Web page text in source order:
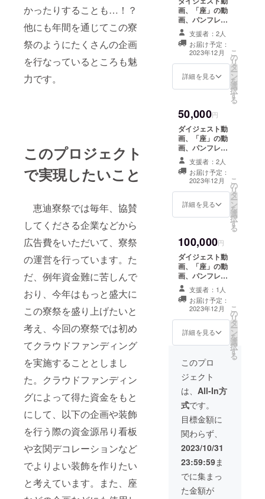
かったりすることも…！？
他にも年間を通じてこの寮
祭のようにたくさんの企画
を行なっているところも魅
力です。
このプロジェクト
で実現したいこと
恵迪寮祭では毎年、協賛
してくださる企業などから
広告費をいただいて、寮祭
の運営を行っています。た
だ、例年資金難に苦しんで
おり、今年はもっと盛大に
この寮祭を盛り上げたいと
考え、今回の寮祭では初め
てクラウドファンディング
を実施することとしまし
た。クラウドファンディン
グによって得た資金をもと
にして、以下の企画や装飾
を行う際の資金源吊り看板
や玄関デコレーションなど
でよりよい装飾を作りたい
と考えています。また、座
画、「座」の動
画、パンフレッ
ト、恵迪寮オリ
ジナルトラン
プ、寮歌集、手
ぬぐいに加え
て、寮祭のグッ
ズもお送りしま
ことは禁止で
す。
支援者：2人
お届け予定：
2023年12月
詳細を見る
こ
の
リ
タ
ー
ン
を
選
択
す
る
50,000円
ダイジェスト動
画、「座」の動
画、パンフレッ
ト、恵迪寮オリ
ジナルトラン
プ、寮歌集、手
ぬぐい、寮祭の
グッズ加え、私
たちからのオリ
で名前をお呼び
する場面があり
ます。なお、
メッセージ動画
に関しても
youtubeの限定
公開を用いる予
定です。本リ
ターンの内容を
無断で公開、転
載することは禁
止です。 ※支援
時、必ず動画内
で呼ばれること
を希望される名
前をお書きくだ
さい。
支援者：2人
お届け予定：
2023年12月
詳細を見る
こ
の
リ
タ
ー
ン
を
選
択
す
る
100,000円
ダイジェスト動
画、「座」の動
画、パンフレッ
ト、恵迪寮オリ
ジナルトラン
プ、寮歌集、手
ぬぐい、寮祭の
グッズ、メッ
セージ動画に加
また、感謝の気
持ちを込めて、
希望性ではあり
ますが、恵迪寮
の共用棟に名前
を書かせていた
だきたいと考え
ています。名前
を書くというこ
とは、今後も寮
は寮に名前が残
されるというこ
とになります。
掲載方法は、共
支援者：1人
お届け予定：
2023年12月
詳細を見る
こ
の
リ
タ
ー
ン
を
選
択
す
る
このプロ
ジェクト
は、 All-In方
式です。
目標金額に
関わらず、
2023/10/31
23:59:59ま
でに集まっ
た金額が